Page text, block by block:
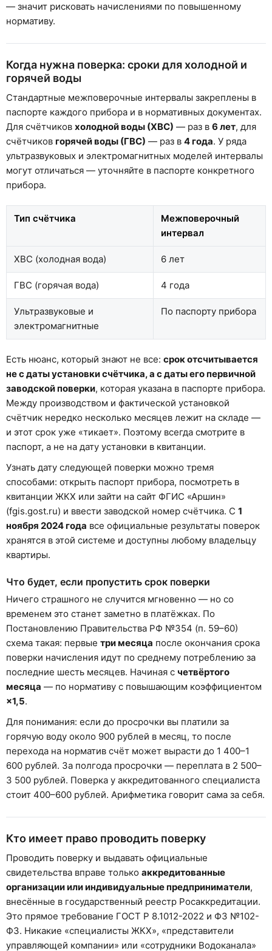
— значит рисковать начислениями по повышенному
нормативу.
Когда нужна поверка: сроки для холодной и
горячей воды
Стандартные межповерочные интервалы закреплены в
паспорте каждого прибора и в нормативных документах.
Для счётчиков холодной воды (ХВС) — раз в 6 лет, для
счётчиков горячей воды (ГВС) — раз в 4 года. У ряда
ультразвуковых и электромагнитных моделей интервалы
могут отличаться — уточняйте в паспорте конкретного
прибора.
Тип счётчика
Межповерочный
интервал
ХВС (холодная вода) 6 лет
ГВС (горячая вода) 4 года
Ультразвуковые и
электромагнитные
По паспорту прибора
Есть нюанс, который знают не все: срок отсчитывается
не с даты установки счётчика, а с даты его первичной
заводской поверки, которая указана в паспорте прибора.
Между производством и фактической установкой
счётчик нередко несколько месяцев лежит на складе —
и этот срок уже «тикает». Поэтому всегда смотрите в
паспорт, а не на дату установки в квитанции.
Узнать дату следующей поверки можно тремя
способами: открыть паспорт прибора, посмотреть в
квитанции ЖКХ или зайти на сайт ФГИС «Аршин»
(fgis.gost.ru) и ввести заводской номер счётчика. С 1
ноября 2024 года все официальные результаты поверок
хранятся в этой системе и доступны любому владельцу
квартиры.
Что будет, если пропустить срок поверки
Ничего страшного не случится мгновенно — но со
временем это станет заметно в платёжках. По
Постановлению Правительства РФ №354 (п. 59–60)
схема такая: первые три месяца после окончания срока
поверки начисления идут по среднему потреблению за
последние шесть месяцев. Начиная с четвёртого
месяца — по нормативу с повышающим коэффициентом
×1,5.
Для понимания: если до просрочки вы платили за
горячую воду около 900 рублей в месяц, то после
перехода на норматив счёт может вырасти до 1 400–1
600 рублей. За полгода просрочки — переплата в 2 500–
3 500 рублей. Поверка у аккредитованного специалиста
стоит 400–600 рублей. Арифметика говорит сама за себя.
Кто имеет право проводить поверку
Проводить поверку и выдавать официальные
свидетельства вправе только аккредитованные
организации или индивидуальные предприниматели,
внесённые в государственный реестр Росаккредитации.
Это прямое требование ГОСТ Р 8.1012-2022 и ФЗ №102-
ФЗ. Никакие «специалисты ЖКХ», «представители
управляющей компании» или «сотрудники Водоканала»